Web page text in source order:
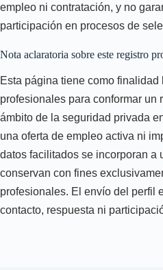
empleo ni contratación, y no
participación en procesos de
Nota aclaratoria sobre este registro
Esta página tiene como
profesionales para conformar un
ámbito de la seguridad privada
una oferta de empleo activa ni
datos facilitados se incorporan a
conservan con fines
profesionales. El envío del perfil
contacto, respuesta ni